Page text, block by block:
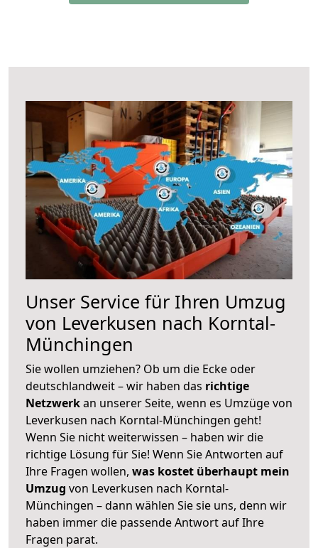
Unser Service für Ihren Umzug
von Leverkusen nach Korntal-
Münchingen
Sie wollen umziehen? Ob um die Ecke oder
deutschlandweit – wir haben das richtige
Netzwerkan unserer Seite, wenn es Umzüge von
Leverkusen nach Korntal-Münchingen geht!
Wenn Sie nicht weiterwissen – haben wir die
richtige Lösung für Sie! Wenn Sie Antworten auf
Ihre Fragen wollen, was kostet überhaupt mein
Umzug von Leverkusen nach Korntal-
Münchingen – dann wählen Sie sie uns, denn wir
haben immer die passende Antwort auf Ihre
Fragen parat.